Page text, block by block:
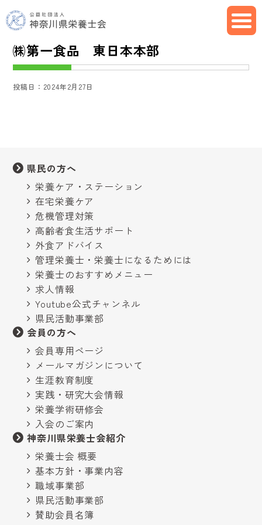
㈱第一食品 東日本本部
投稿日：2024年2月27日
県民の方へ
栄養ケア・ステーション
在宅栄養ケア
危機管理対策
高齢者食生活サポート
外食アドバイス
管理栄養士・栄養士になるためには
栄養士のおすすめメニュー
求人情報
Youtube公式チャンネル
県民活動事業部
会員の方へ
会員専用ページ
メールマガジンについて
生涯教育制度
実践・研究大会情報
栄養学術研修会
入会のご案内
神奈川県栄養士会紹介
栄養士会 概要
基本方針・事業内容
職域事業部
県民活動事業部
賛助会員名簿